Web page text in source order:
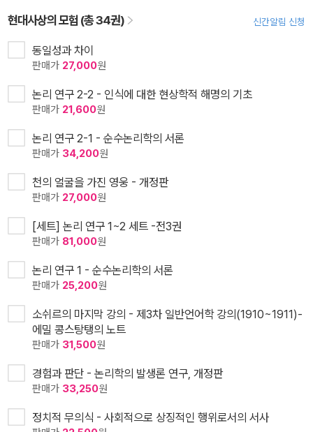
현대사상의 모험 (총 34권) 신간알림 신청
동일성과 차이
판매가 27,000원
논리 연구 2-2 - 인식에 대한 현상학적 해명의 기초
판매가 21,600원
논리 연구 2-1 - 순수논리학의 서론
판매가 34,200원
천의 얼굴을 가진 영웅 - 개정판
판매가 27,000원
[세트] 논리 연구 1~2 세트 -전3권
판매가 81,000원
논리 연구 1 - 순수논리학의 서론
판매가 25,200원
소쉬르의 마지막 강의 - 제3차 일반언어학 강의(1910~1911)-
에밀 콩스탕탱의 노트
판매가 31,500원
경험과 판단 - 논리학의 발생론 연구, 개정판
판매가 33,250원
정치적 무의식 - 사회적으로 상징적인 행위로서의 서사